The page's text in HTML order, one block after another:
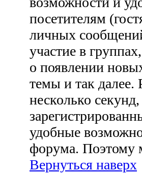
посетителям
личных
участие в
о появлении
темы и так далее.
несколько
удобные
форума. Поэтому
Вернуться наверх